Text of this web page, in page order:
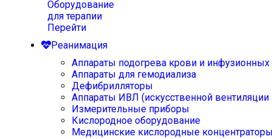
Оборудование
для терапии
Перейти
Реанимация
Аппараты подогрева крови и инфузионных
Аппараты для гемодиализа
Дефибрилляторы
Аппараты ИВЛ (искусственной вентиляции
Измерительные приборы
Кислородное оборудование
Медицинские кислородные